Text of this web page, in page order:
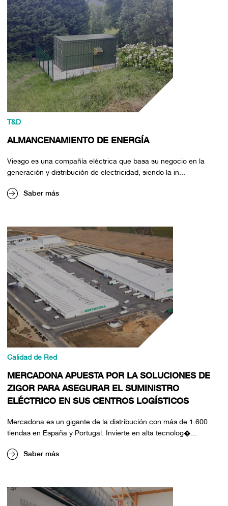
T&D
ALMANCENAMIENTO DE ENERGÍA
Viesgo es una compañía eléctrica que basa su negocio en la
generación y distribución de electricidad, siendo la in...
Saber más
Calidad de Red
MERCADONA APUESTA POR LA SOLUCIONES DE
ZIGOR PARA ASEGURAR EL SUMINISTRO
ELÉCTRICO EN SUS CENTROS LOGÍSTICOS
Mercadona es un gigante de la distribución con más de 1.600
tiendas en España y Portugal. Invierte en alta tecnolog�...
Saber más